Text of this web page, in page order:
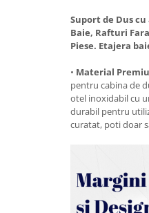
Suport de Dus
Baie, Rafturi
Piese. Etajera
• Material
pentru cabina de
otel inoxidabil cu
durabil pentru
curatat, poti doar